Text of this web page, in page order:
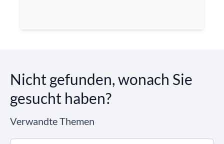
Nicht gefunden, wonach Sie
gesucht haben?
Verwandte Themen